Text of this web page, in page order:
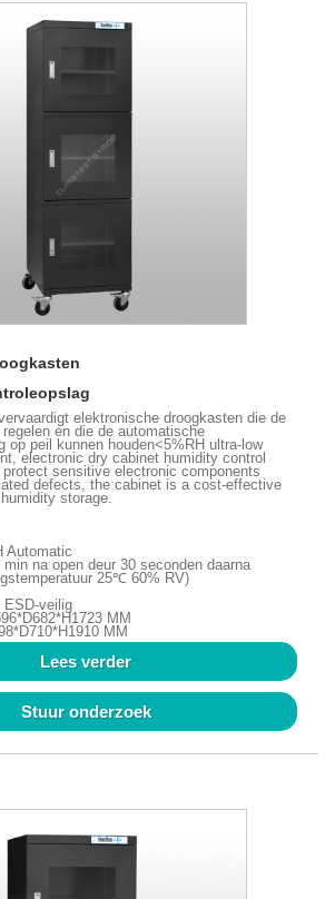
elektronische droogkasten die de
en die de automatische
op peil kunnen houden<5%RH ultra-low
electronic dry cabinet humidity control
sensitive electronic components
defects, the cabinet is a cost-effective
storage.
Automatic
na open deur 30 seconden daarna
25℃ 60% RV)
ESD-veilig
MM
MM
Lees verder
Stuur onderzoek